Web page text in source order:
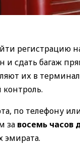
регистрацию
и сдать багаж
их в
по телефону
за восемь часов
эмирата.